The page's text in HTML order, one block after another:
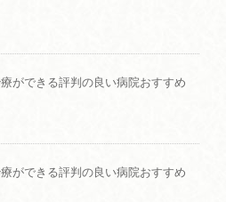
ができる評判の良い病院おすすめ
ができる評判の良い病院おすすめ